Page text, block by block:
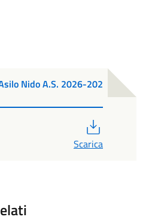
Nido A.S. 2026-202
Scarica